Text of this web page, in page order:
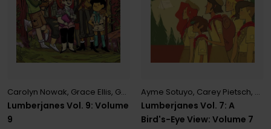
Lumberjanes Vol. 9: Volume
9
Carolyn Nowak, Grace Ellis, Gus Allen ,Kat Leyh,Maarta Laiho,ND
Lumberjanes Vol. 7: A
Bird's-Eye View: Volume 7
Ayme Sotuyo, Carey Pietsch,